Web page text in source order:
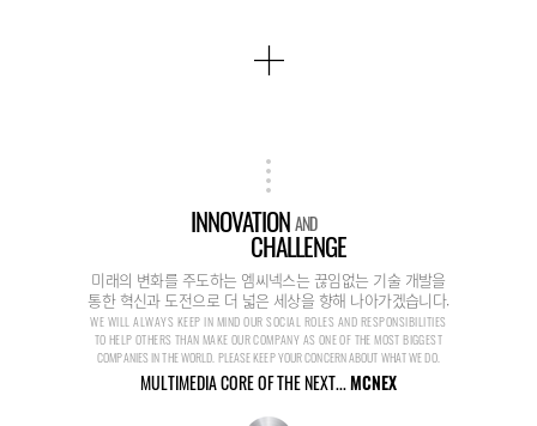
INNOVATIONAND
CHALLENGE
미래의 변화를 주도하는 엠씨넥스는 끊임없는 기술 개발을
통한 혁신과 도전으로 더 넓은 세상을 향해 나아가겠습니다.
WE WILL ALWAYS KEEP IN MIND OUR SOCIAL ROLES AND RESPONSIBILITIES
TO HELP OTHERS THAN MAKE OUR COMPANY AS ONE OF THE MOST BIGGEST
COMPANIES IN THE WORLD. PLEASE KEEP YOUR CONCERN ABOUT WHAT WE DO.
MULTIMEDIA CORE OF THE NEXT...MCNEX